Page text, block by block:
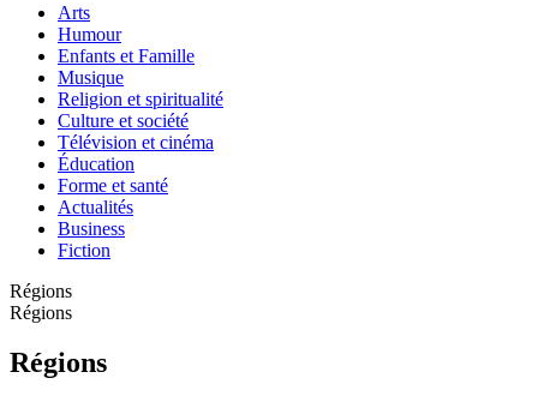
Arts
Humour
Enfants et Famille
Musique
Religion et spiritualité
Culture et société
Télévision et cinéma
Éducation
Forme et santé
Actualités
Business
Fiction
Régions
Régions
Régions